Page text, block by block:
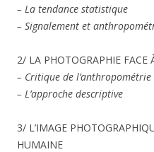
– La tendance statistique
– Signalement et
2/ LA PHOTOGRAPHIE FACE
– Critique de l’anthropométrie
– L’approche descriptive
3/ L’IMAGE
HUMAINE